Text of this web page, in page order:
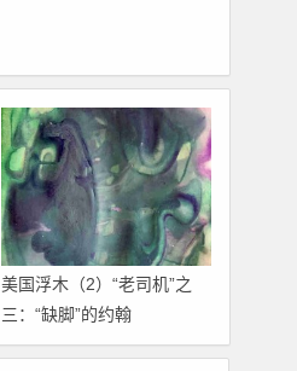
美国浮木（2）“老司机”之
三：“缺脚”的约翰